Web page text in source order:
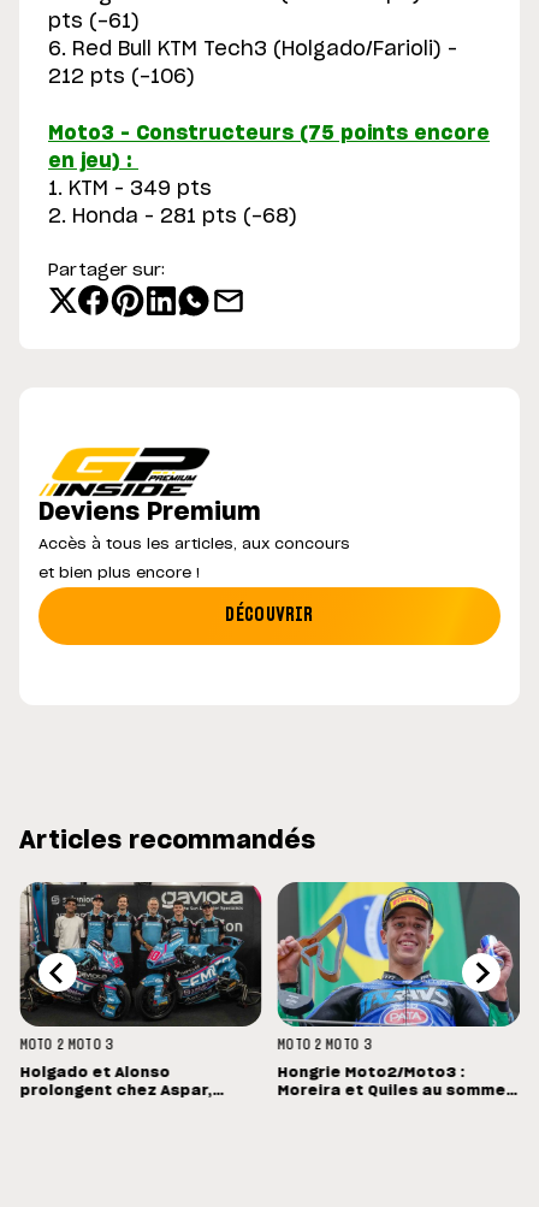
pts (-61)
6. Red Bull KTM Tech3 (Holgado/Farioli) –
212 pts (-106)
Moto3 – Constructeurs (75 points encore
en jeu) :
1. KTM – 349 pts
2. Honda – 281 pts (-68)
Partager sur:
Deviens Premium
Accès à tous les articles, aux concours
et bien plus encore !
DÉCOUVRIR
Articles recommandés
MOTO 2 MOTO 3
Holgado et Alonso
prolongent chez Aspar,
MOTO 2 MOTO 3
Hongrie Moto2/Moto3 :
Moreira et Quiles au sommet,